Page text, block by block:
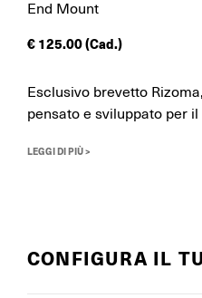
End Mount
€ 125.00(Cad.)
Esclusivo brevetto
pensato e sviluppato per
LEGGI DI PIÙ >
CONFIGURA IL